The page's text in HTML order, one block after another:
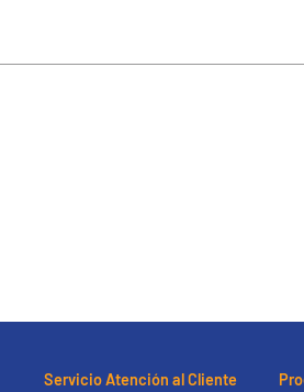
Servicio Atención al Cliente